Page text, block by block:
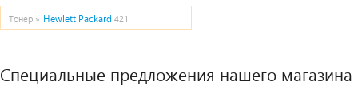
Тонер » Hewlett Packard 421
Специальные предложения нашего магазина